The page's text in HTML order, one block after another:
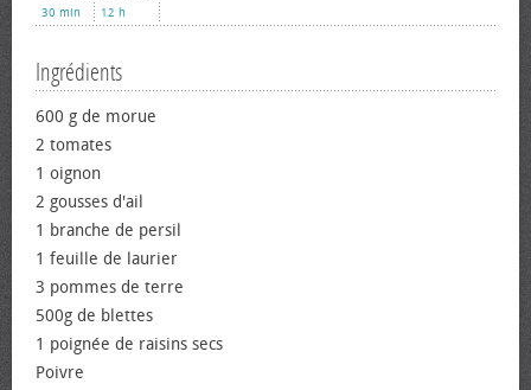
30 min
12 h
Ingrédients
600 g de morue
2 tomates
1 oignon
2 gousses d'ail
1 branche de persil
1 feuille de laurier
3 pommes de terre
500g de blettes
1 poignée de raisins secs
Poivre